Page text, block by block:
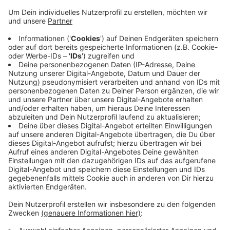
Anzeige
Das Risiko, die Wohnung zu verlieren nehme zu,
gleichzeitig würde die Chance eine zu finden
abnehmen, heißt es von Oberbürgermeisterin
Dörner. Deshalb will die Stadt mehr Hilfsangebote für
Wohnungs- und Obdachlose einrichten und sie zum
Beispiel bei der Suche nach einer Unterkunft besser
unterstützen. Dafür soll beim Caritasverband für Bonn
eine Geschäftsstelle der Stadt eingerichtet werden.
Anzeige